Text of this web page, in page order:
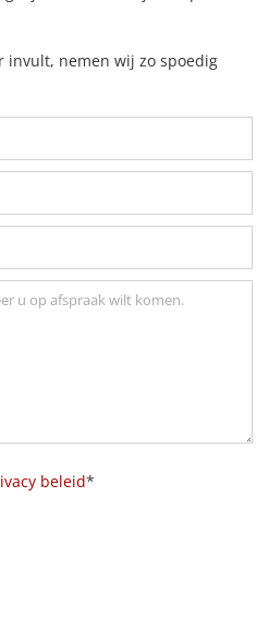
nemen wij zo spoedig
beleid*